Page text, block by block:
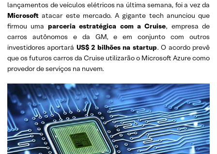
lançamentos de veículos elétricos na última semana, foi a vez da
Microsoft atacar este mercado. A gigante tech anunciou que
firmou uma parceria estratégica com a Cruise, empresa de
carros autônomos e da GM, e em conjunto com outros
investidores aportará US$ 2 bilhões na startup. O acordo prevê
que os futuros carros da Cruise utilizarão o Microsoft Azure como
provedor de serviços na nuvem.